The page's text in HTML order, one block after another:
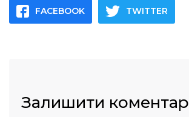
FACEBOOK TWITTER
Залишити коментар